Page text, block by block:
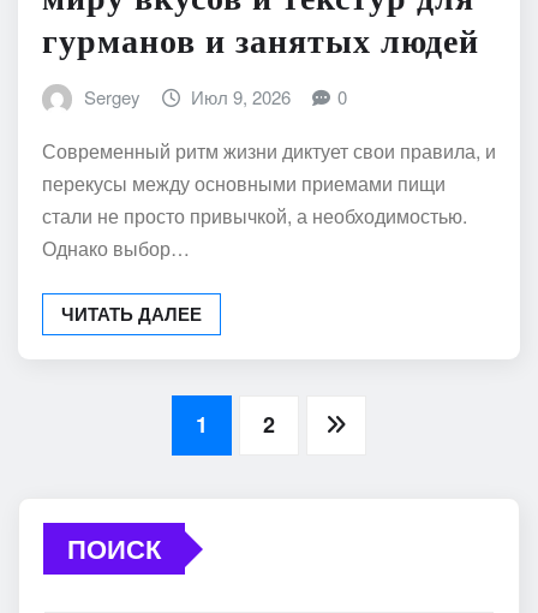
гурманов и занятых людей
Sergey Июл 9, 2026 0
Современный ритм жизни диктует свои правила, и
перекусы между основными приемами пищи
стали не просто привычкой, а необходимостью.
Однако выбор…
ЧИТАТЬ ДАЛЕЕ
Пагинация
1 2
ПОИСК